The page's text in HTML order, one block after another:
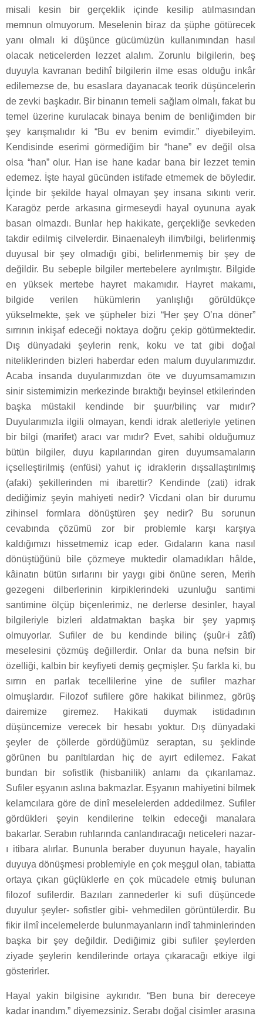
misali kesin bir gerçeklik içinde kesilip atılmasından
memnun olmuyorum. Meselenin biraz da şüphe götürecek
yanı olmalı ki düşünce gücümüzün kullanımından hasıl
olacak neticelerden lezzet alalım. Zorunlu bilgilerin, beş
duyuyla kavranan bedihî bilgilerin ilme esas olduğu inkâr
edilemezse de, bu esaslara dayanacak teorik düşüncelerin
de zevki başkadır. Bir binanın temeli sağlam olmalı, fakat bu
temel üzerine kurulacak binaya benim de benliğimden bir
şey karışmalıdır ki “Bu ev benim evimdir.” diyebileyim.
Kendisinde eserimi görmediğim bir “hane” ev değil olsa
olsa “han” olur. Han ise hane kadar bana bir lezzet temin
edemez. İşte hayal gücünden istifade etmemek de böyledir.
İçinde bir şekilde hayal olmayan şey insana sıkıntı verir.
Karagöz perde arkasına girmeseydi hayal oyununa ayak
basan olmazdı. Bunlar hep hakikate, gerçekliğe sevkeden
takdir edilmiş cilvelerdir. Binaenaleyh ilim/bilgi, belirlenmiş
duyusal bir şey olmadığı gibi, belirlenmemiş bir şey de
değildir. Bu sebeple bilgiler mertebelere ayrılmıştır. Bilgide
en yüksek mertebe hayret makamıdır. Hayret makamı,
bilgide verilen hükümlerin yanlışlığı görüldükçe
yükselmekte, şek ve şüpheler bizi “Her şey O’na döner”
sırrının inkişaf edeceği noktaya doğru çekip götürmektedir.
Dış dünyadaki şeylerin renk, koku ve tat gibi doğal
niteliklerinden bizleri haberdar eden malum duyularımızdır.
Acaba insanda duyularımızdan öte ve duyumsamamızın
sinir sistemimizin merkezinde bıraktığı beyinsel etkilerinden
başka müstakil kendinde bir şuur/bilinç var mıdır?
Duyularımızla ilgili olmayan, kendi idrak aletleriyle yetinen
bir bilgi (marifet) aracı var mıdır? Evet, sahibi olduğumuz
bütün bilgiler, duyu kapılarından giren duyumsamaların
içselleştirilmiş (enfüsi) yahut iç idraklerin dışsallaştırılmış
(afaki) şekillerinden mi ibarettir? Kendinde (zati) idrak
dediğimiz şeyin mahiyeti nedir? Vicdani olan bir durumu
zihinsel formlara dönüştüren şey nedir? Bu sorunun
cevabında çözümü zor bir problemle karşı karşıya
kaldığımızı hissetmemiz icap eder. Gıdaların kana nasıl
dönüştüğünü bile çözmeye muktedir olamadıkları hâlde,
kâinatın bütün sırlarını bir yaygı gibi önüne seren, Merih
gezegeni dilberlerinin kirpiklerindeki uzunluğu santimi
santimine ölçüp biçenlerimiz, ne derlerse desinler, hayal
bilgileriyle bizleri aldatmaktan başka bir şey yapmış
olmuyorlar. Sufiler de bu kendinde bilinç (şuûr-i zâtî)
meselesini çözmüş değillerdir. Onlar da buna nefsin bir
özelliği, kalbin bir keyfiyeti demiş geçmişler. Şu farkla ki, bu
sırrın en parlak tecellilerine yine de sufiler mazhar
olmuşlardır. Filozof sufilere göre hakikat bilinmez, görüş
dairemize giremez. Hakikati duymak istidadının
düşüncemize verecek bir hesabı yoktur. Dış dünyadaki
şeyler de çöllerde gördüğümüz seraptan, su şeklinde
görünen bu parıltılardan hiç de ayırt edilemez. Fakat
bundan bir sofistlik (hisbanilik) anlamı da çıkarılamaz.
Sufiler eşyanın aslına bakmazlar. Eşyanın mahiyetini bilmek
kelamcılara göre de dinî meselelerden addedilmez. Sufiler
gördükleri şeyin kendilerine telkin edeceği manalara
bakarlar. Serabın ruhlarında canlandıracağı neticeleri nazar-
ı itibara alırlar. Bununla beraber duyunun hayale, hayalin
duyuya dönüşmesi problemiyle en çok meşgul olan, tabiatta
ortaya çıkan güçlüklerle en çok mücadele etmiş bulunan
filozof sufilerdir. Bazıları zannederler ki sufi düşüncede
duyulur şeyler- sofistler gibi- vehmedilen görüntülerdir. Bu
fikir ilmî incelemelerde bulunmayanların indî tahminlerinden
başka bir şey değildir. Dediğimiz gibi sufiler şeylerden
ziyade şeylerin kendilerinde ortaya çıkaracağı etkiye ilgi
gösterirler.
Hayal yakin bilgisine aykırıdır. “Ben buna bir dereceye
kadar inandım.” diyemezsiniz. Serabı doğal cisimler arasına